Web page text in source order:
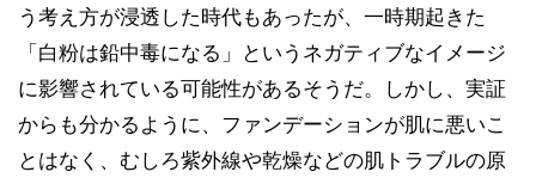
う考え方が浸透した時代もあったが、一時期起きた
「白粉は鉛中毒になる」というネガティブなイメージ
に影響されている可能性があるそうだ。しかし、実証
からも分かるように、ファンデーションが肌に悪いこ
とはなく、むしろ紫外線や乾燥などの肌トラブルの原